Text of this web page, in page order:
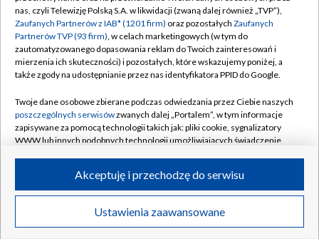
Emisja w TVP
Centrum informacji TVP
Naziemna Telewizja Cyfrowa
Rada Programowa
System NOS
Informacje o nadawcy
Program dla prasy
Ogłoszenie przetargowe
Polityka prywatności
Moje zgody
Pomoc
Kontakt
Kanały
©2026 Telewizja Polska S.A. w likwidacji
nas, czyli Telewizję Polską S.A. w likwidacji (zwaną dalej również „TVP”),
Zaufanych Partnerów z IAB* (1201 firm) oraz pozostałych Zaufanych
Partnerów TVP (93 firm), w celach marketingowych (w tym do
zautomatyzowanego dopasowania reklam do Twoich zainteresowań i
mierzenia ich skuteczności) i pozostałych, które wskazujemy poniżej, a
także zgody na udostępnianie przez nas identyfikatora PPID do Google.
Twoje dane osobowe zbierane podczas odwiedzania przez Ciebie naszych
poszczególnych serwisówzwanych dalej „Portalem”, w tym informacje
zapisywane za pomocą technologii takich jak: pliki cookie, sygnalizatory
WWW lub innych podobnych technologii umożliwiających świadczenie
ruchu w Internecie.
Twoje dane osobowe zbierane podczas odwiedzania przez Ciebie
poszczególnych serwisówna Portalu, takie jak adresy IP, identyfikatory
Ustawienia zaawansowane
Akceptuję i przechodzę do serwisu